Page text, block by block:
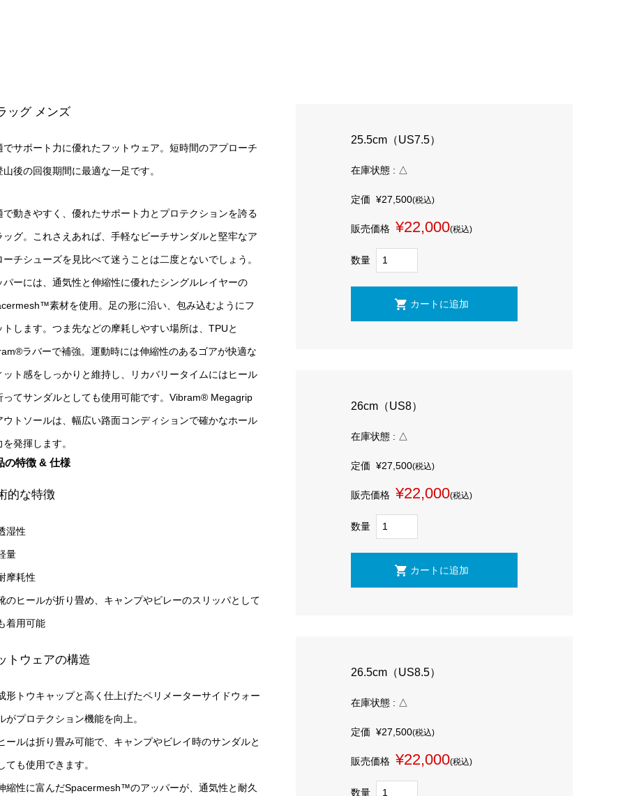
ッグ メンズ
でサポート力に優れたフットウェア。短時間のアプローチ
山後の回復期間に最適な一足です。
で動きやすく、優れたサポート力とプロテクションを誇る
ッグ。これさえあれば、手軽なビーチサンダルと堅牢なア
ーチシューズを見比べて迷うことは二度とないでしょう。
パーには、通気性と伸縮性に優れたシングルレイヤーの
素材を使用。足の形に沿い、包み込むようにフ
トします。つま先などの摩耗しやすい場所は、TPUと
ラバーで補強。運動時には伸縮性のあるゴアが快適な
ット感をしっかりと維持し、リカバリータイムにはヒール
ってサンダルとしても使用可能です。Vibram® Megagrip
ウトソールは、幅広い路面コンディションで確かなホール
を発揮します。
の特徴 & 仕様
的な特徴
湿性
量
摩耗性
のヒールが折り畳め、キャンプやビレーのスリッパとして
着用可能
トウェアの構造
形トウキャップと高く仕上げたペリメーターサイドウォー
がプロテクション機能を向上。
ールは折り畳み可能で、キャンプやビレイ時のサンダルと
ても使用できます。
縮性に富んだSpacermesh™のアッパーが、通気性と耐久
25.5cm（US7.5）
在庫状態 : △
定価¥27,500(税込)
販売価格 ¥22,000(税込)
数量
26cm（US8）
在庫状態 : △
定価¥27,500(税込)
販売価格 ¥22,000(税込)
数量
26.5cm（US8.5）
在庫状態 : △
定価¥27,500(税込)
販売価格 ¥22,000(税込)
数量